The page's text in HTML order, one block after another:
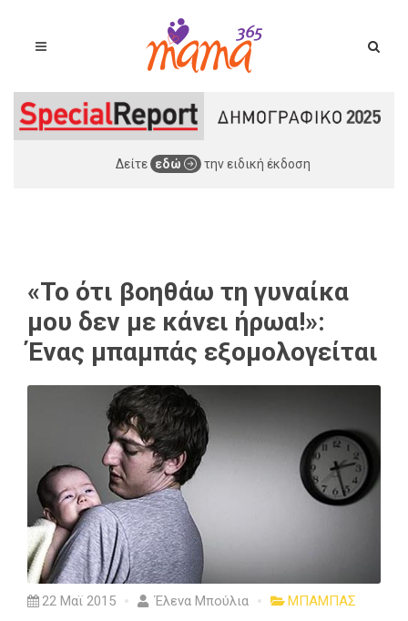
Δείτε εδώ την ειδική έκδοση
«Το ότι βοηθάω τη γυναίκα
μου δεν με κάνει ήρωα!»:
Ένας μπαμπάς εξομολογείται
22 Μαϊ 2015 Έλενα Μπούλια ΜΠΑΜΠΑΣ